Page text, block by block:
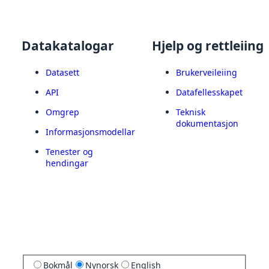
Datakatalogar
Datasett
API
Omgrep
Informasjonsmodellar
Tenester og
hendingar
Hjelp og rettleiing
Brukerveileiing
Datafellesskapet
Teknisk
dokumentasjon
Bokmål Nynorsk English